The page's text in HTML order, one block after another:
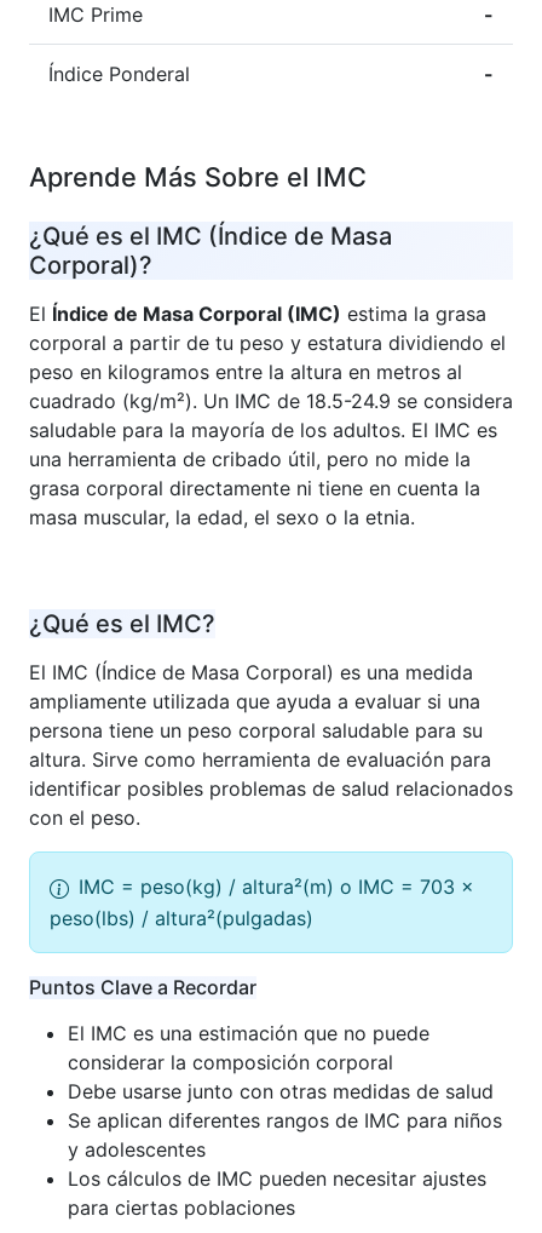
IMC Prime -
Índice Ponderal -
Aprende Más Sobre el IMC
¿Qué es el IMC (Índice de Masa
Corporal)?
El Índice de Masa Corporal (IMC) estima la grasa
corporal a partir de tu peso y estatura dividiendo el
peso en kilogramos entre la altura en metros al
cuadrado (kg/m²). Un IMC de 18.5-24.9 se considera
saludable para la mayoría de los adultos. El IMC es
una herramienta de cribado útil, pero no mide la
grasa corporal directamente ni tiene en cuenta la
masa muscular, la edad, el sexo o la etnia.
¿Qué es el IMC?
El IMC (Índice de Masa Corporal) es una medida
ampliamente utilizada que ayuda a evaluar si una
persona tiene un peso corporal saludable para su
altura. Sirve como herramienta de evaluación para
identificar posibles problemas de salud relacionados
con el peso.
IMC = peso(kg) / altura²(m) o IMC = 703 ×
peso(lbs) / altura²(pulgadas)
Puntos Clave a Recordar
El IMC es una estimación que no puede
considerar la composición corporal
Debe usarse junto con otras medidas de salud
Se aplican diferentes rangos de IMC para niños
y adolescentes
Los cálculos de IMC pueden necesitar ajustes
para ciertas poblaciones